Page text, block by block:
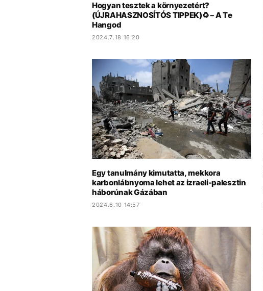
Hogyan tesztek a környezetért?
(ÚJRAHASZNOSÍTÓS TIPPEK)♻️ – A Te
Hangod
2024.7.18 16:20
Egy tanulmány kimutatta, mekkora
karbonlábnyoma lehet az izraeli-palesztin
háborúnak Gázában
2024.6.10 14:57